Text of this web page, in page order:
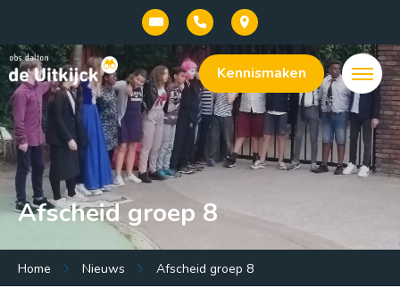
Kennismaken
Menu:
Afscheid groep 8
Home Nieuws Afscheid groep 8